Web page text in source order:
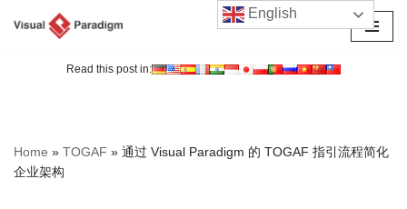
Read this post in:
Home » TOGAF » 通过 Visual Paradigm 的 TOGAF 指引流程简化
企业架构
English